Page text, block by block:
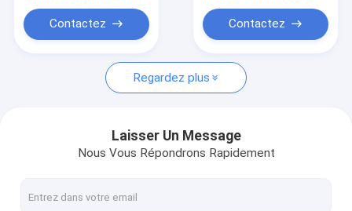
Mesure de différence de pression
indicateur de pression numérique
Transmetteur de pression de précision
Contrôleur programmable de logique
maintenant.
Contactez Contactez
Regardez plus
Laisser Un Message
Nous Vous Répondrons Rapidement